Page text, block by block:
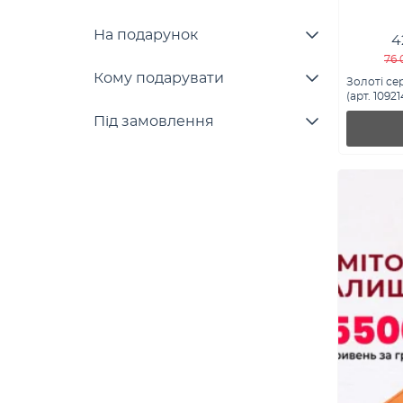
На подарунок
Кому подарувати
Під замовлення
76
Золоті
(арт.